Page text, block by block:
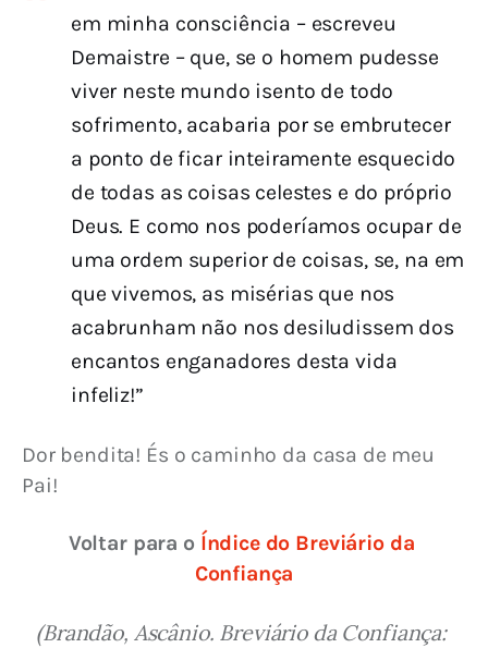
em minha consciência – escreveu
Demaistre – que, se o homem pudesse
viver neste mundo isento de todo
sofrimento, acabaria por se embrutecer
a ponto de ficar inteiramente esquecido
de todas as coisas celestes e do próprio
Deus. E como nos poderíamos ocupar de
uma ordem superior de coisas, se, na em
que vivemos, as misérias que nos
acabrunham não nos desiludissem dos
encantos enganadores desta vida
infeliz!”
Dor bendita! És o caminho da casa de meu
Pai!
Voltar para o Índice do Breviário da
Confiança
(Brandão, Ascânio. Breviário da Confiança: